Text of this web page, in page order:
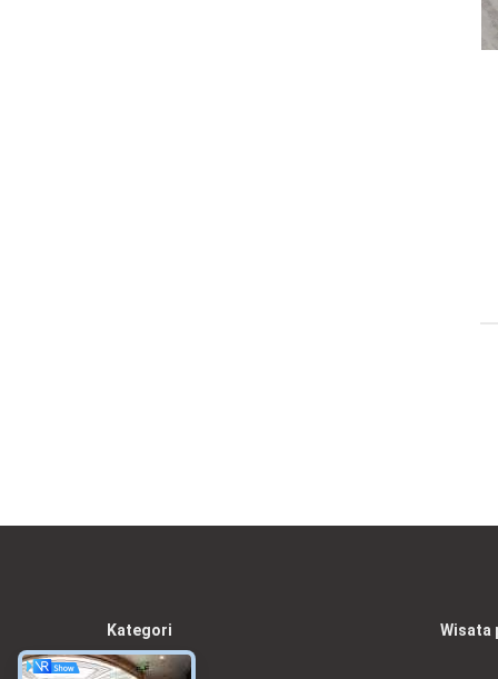
Kategori Wisata